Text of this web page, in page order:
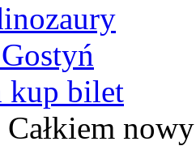
kup bilet